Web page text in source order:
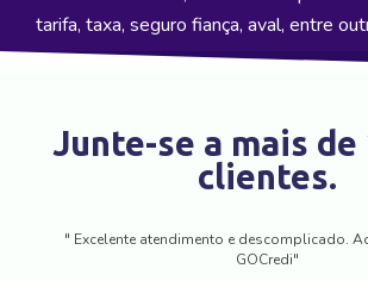
tarifa, taxa, seguro fiança, aval, entre
Junte-se a mais de
clientes.
" Excelente atendimento e descomplicado.
GOCredi"